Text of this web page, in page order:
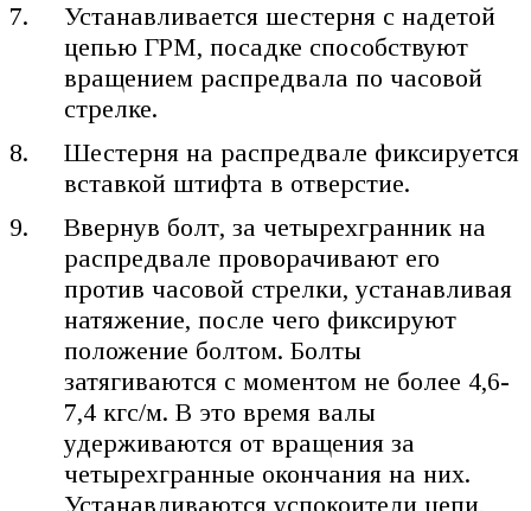
Устанавливается шестерня с надетой
цепью ГРМ, посадке способствуют
вращением распредвала по часовой
стрелке.
Шестерня на распредвале фиксируется
вставкой штифта в отверстие.
Ввернув болт, за четырехгранник на
распредвале проворачивают его
против часовой стрелки, устанавливая
натяжение, после чего фиксируют
положение болтом. Болты
затягиваются с моментом не более 4,6-
7,4 кгс/м. В это время валы
удерживаются от вращения за
четырехгранные окончания на них.
Устанавливаются успокоители цепи,